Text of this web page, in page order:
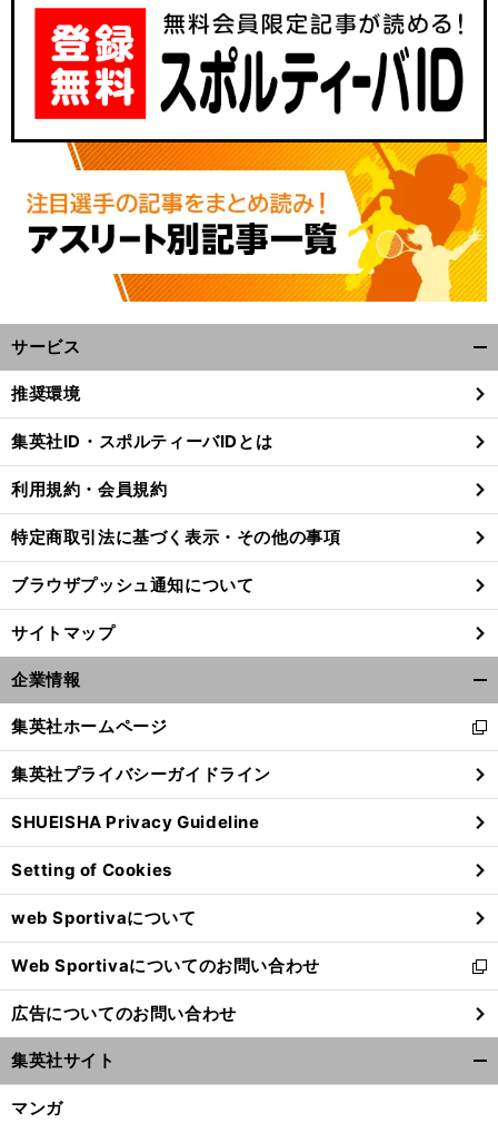
サービス
閉
る
推奨環境
集英社ID・スポルティーバIDとは
利用規約・会員規約
特定商取引法に基づく表示・その他の事項
ブラウザプッシュ通知について
サイトマップ
企業情報
閉
る
集英社ホームページ
新
し
い
ウ
ィ
ン
ド
ウ
で
開
く
集英社プライバシーガイドライン
SHUEISHA Privacy Guideline
Setting of Cookies
web Sportivaについて
Web Sportivaについてのお問い合わせ
新
し
い
ウ
ィ
ン
広告についてのお問い合わせ
集英社サイト
マンガ